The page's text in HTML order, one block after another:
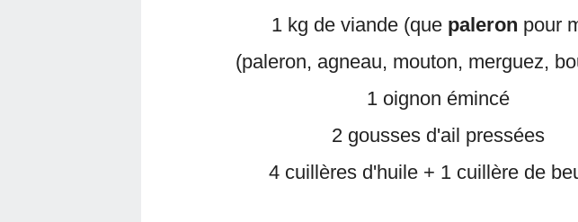
1 kg de viande (que paleron pour
(paleron, agneau, mouton, merguez,
1 oignon émincé
2 gousses d'ail pressées
4 cuillères d'huile + 1 cuillère de